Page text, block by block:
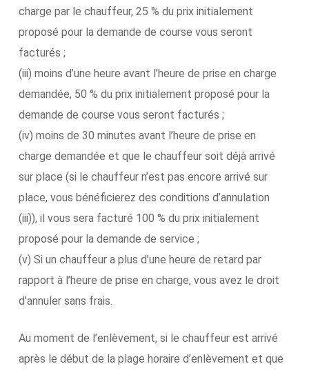
charge par le chauffeur, 25 % du prix initialement
proposé pour la demande de course vous seront
facturés ;
(iii) moins d’une heure avant l’heure de prise en charge
demandée, 50 % du prix initialement proposé pour la
demande de course vous seront facturés ;
(iv) moins de 30 minutes avant l’heure de prise en
charge demandée et que le chauffeur soit déjà arrivé
sur place (si le chauffeur n’est pas encore arrivé sur
place, vous bénéficierez des conditions d’annulation
(iii)), il vous sera facturé 100 % du prix initialement
proposé pour la demande de service ;
(v) Si un chauffeur a plus d’une heure de retard par
rapport à l’heure de prise en charge, vous avez le droit
d’annuler sans frais.
Au moment de l’enlèvement, si le chauffeur est arrivé
après le début de la plage horaire d’enlèvement et que